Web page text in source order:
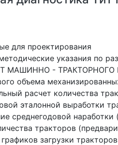
для проектирования
указания по
МАШИННО - ТРАКТОРНОГО
объема
расчет количества
эталонной выработки
среднегодовой
тракторов
загрузки тракторов